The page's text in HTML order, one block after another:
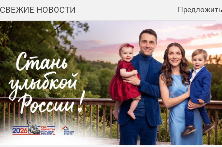
СВЕЖИЕ НОВОСТИ Предложить